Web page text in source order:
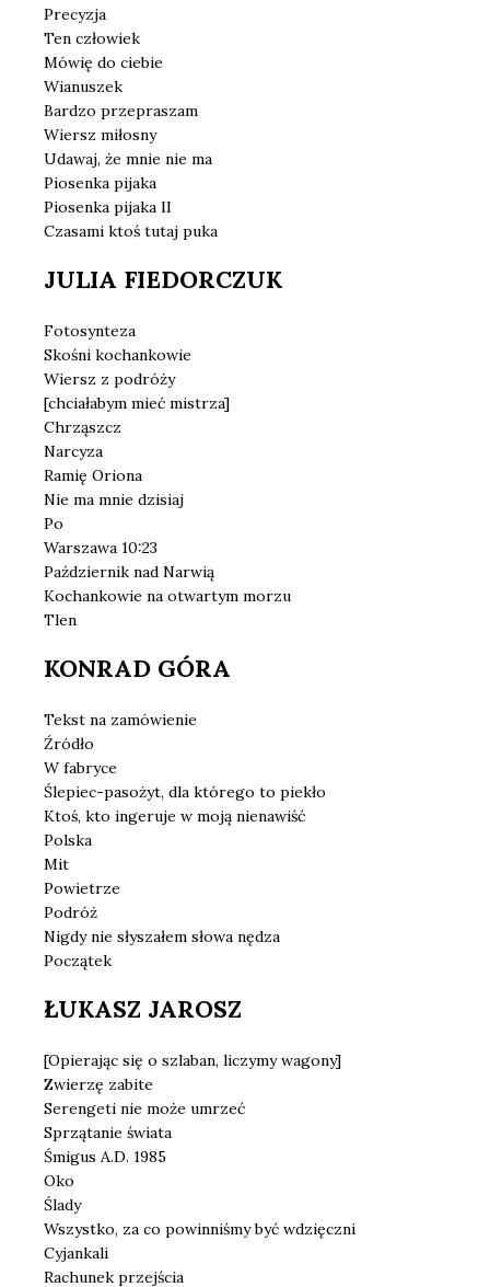
Precyzja
Ten człowiek
Mówię do ciebie
Wianuszek
Bardzo przepraszam
Wiersz miłosny
Udawaj, że mnie nie ma
Piosenka pijaka
Piosenka pijaka II
Czasami ktoś tutaj puka
JULIA FIEDORCZUK
Fotosynteza
Skośni kochankowie
Wiersz z podróży
[chciałabym mieć mistrza]
Chrząszcz
Narcyza
Ramię Oriona
Nie ma mnie dzisiaj
Po
Warszawa 10:23
Październik nad Narwią
Kochankowie na otwartym morzu
Tlen
KONRAD GÓRA
Tekst na zamówienie
Źródło
W fabryce
Ślepiec-pasożyt, dla którego to piekło
Ktoś, kto ingeruje w moją nienawiść
Polska
Mit
Powietrze
Podróż
Nigdy nie słyszałem słowa nędza
Początek
ŁUKASZ JAROSZ
[Opierając się o szlaban, liczymy wagony]
Zwierzę zabite
Serengeti nie może umrzeć
Sprzątanie świata
Śmigus A.D. 1985
Oko
Ślady
Wszystko, za co powinniśmy być wdzięczni
Cyjankali
Rachunek przejścia